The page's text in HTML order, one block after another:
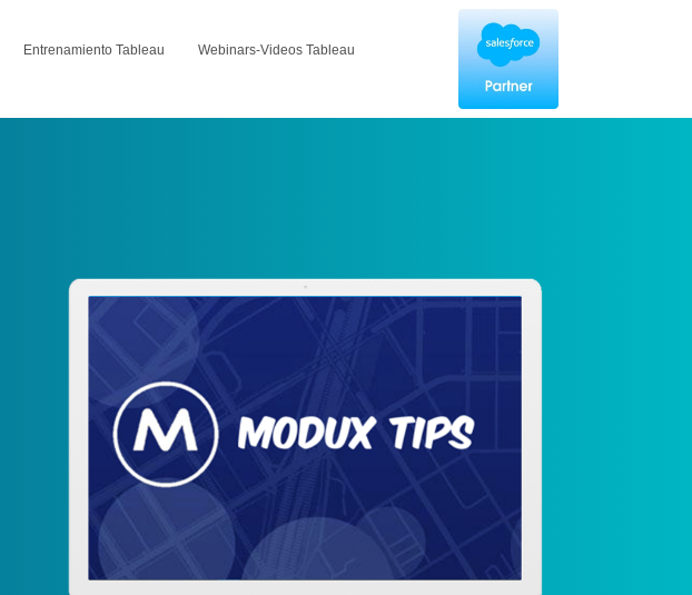
Entrenamiento Tableau Webinars-Videos Tableau